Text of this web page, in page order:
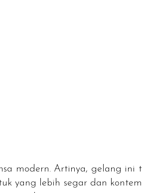
modern. Artinya, gelang ini
yang lebih segar dan